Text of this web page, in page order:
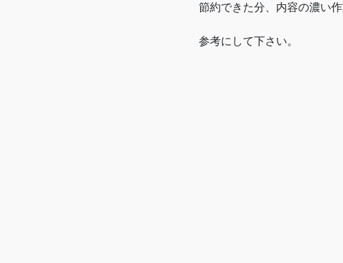
節約できた分、内容の濃い
参考にして下さい。